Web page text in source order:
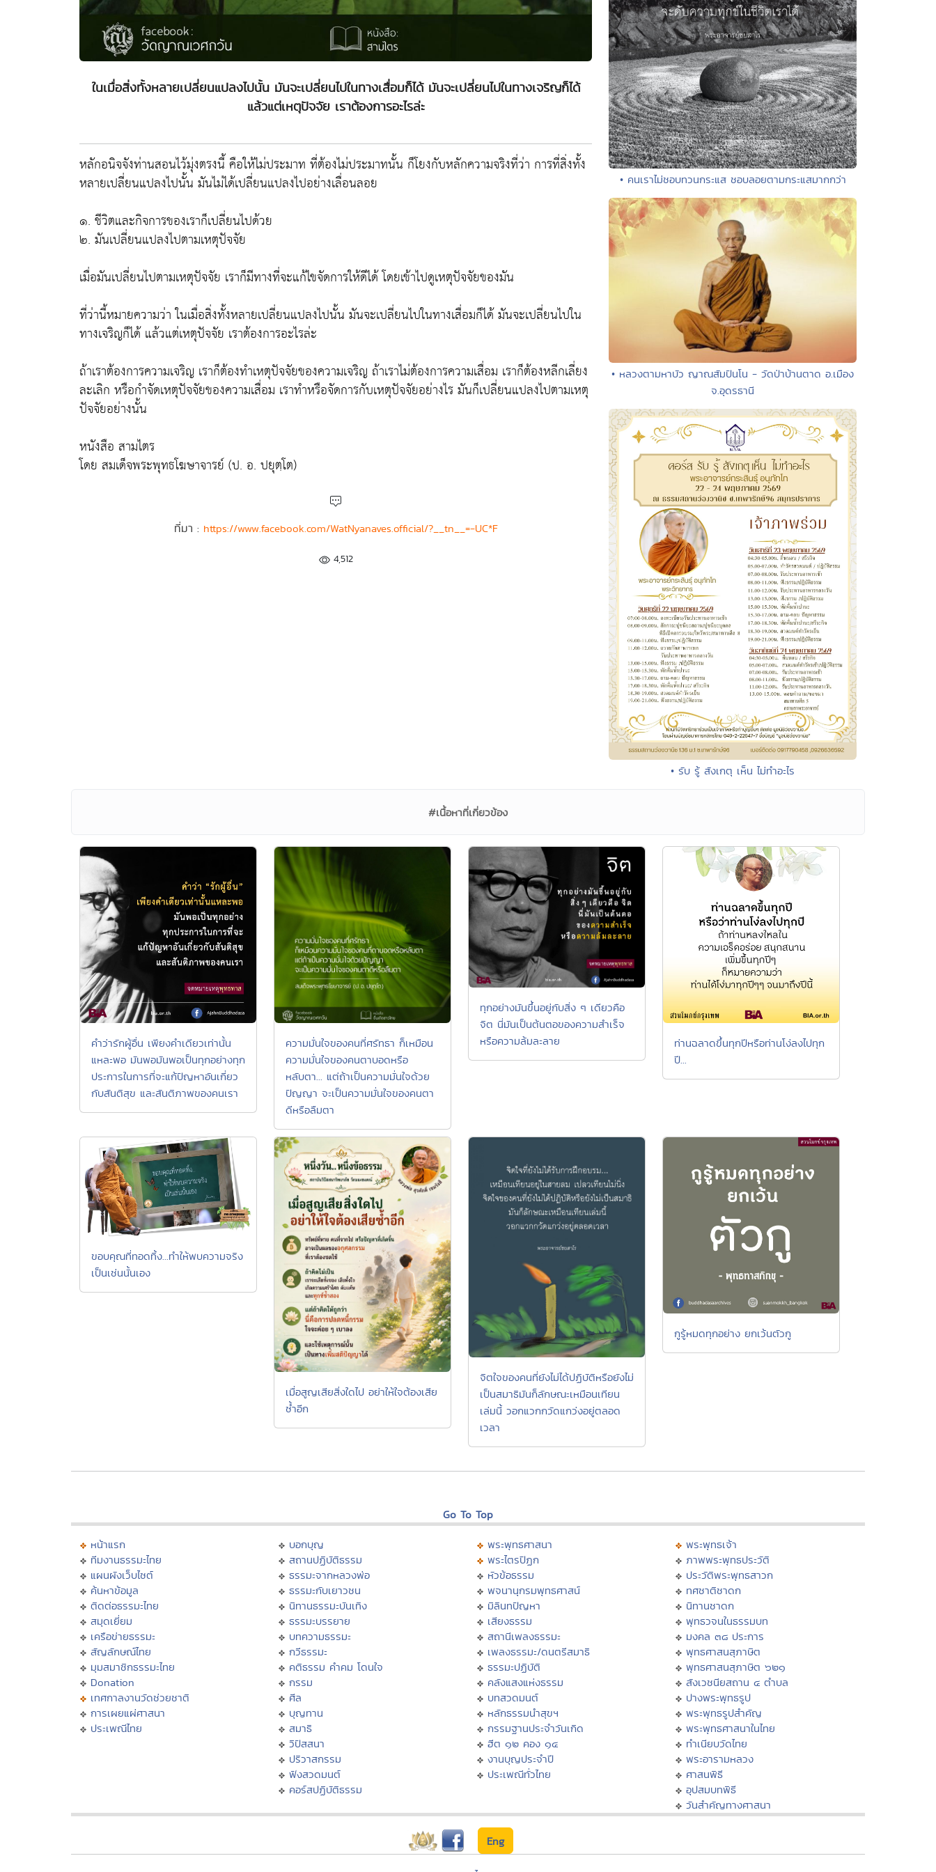
ในเมื่อสิ่งทั้งหลายเปลี่ยนแปลงไปนั้น มันจะเปลี่ยนไปในทางเสื่อมก็ได้ มันจะเปลี่ยนไปในทางเจริญก็ได้
แล้วแต่เหตุปัจจัย เราต้องการอะไรล่ะ
หลักอนิจจังท่านสอนไว้มุ่งตรงนี้ คือให้ไม่ประมาท ที่ต้องไม่ประมาทนั้น ก็โยงกับหลักความจริงที่ว่า การที่สิ่งทั้ง
หลายเปลี่ยนแปลงไปนั้น มันไม่ได้เปลี่ยนแปลงไปอย่างเลื่อนลอย
๑. ชีวิตและกิจการของเราก็เปลี่ยนไปด้วย
๒. มันเปลี่ยนแปลงไปตามเหตุปัจจัย
เมื่อมันเปลี่ยนไปตามเหตุปัจจัย เราก็มีทางที่จะแก้ไขจัดการให้ดีได้ โดยเข้าไปดูเหตุปัจจัยของมัน
ที่ว่านี้หมายความว่า ในเมื่อสิ่งทั้งหลายเปลี่ยนแปลงไปนั้น มันจะเปลี่ยนไปในทางเสื่อมก็ได้ มันจะเปลี่ยนไปใน
ทางเจริญก็ได้ แล้วแต่เหตุปัจจัย เราต้องการอะไรล่ะ
ถ้าเราต้องการความเจริญ เราก็ต้องทำเหตุปัจจัยของความเจริญ ถ้าเราไม่ต้องการความเสื่อม เราก็ต้องหลีกเลี่ยง
ละเลิก หรือกำจัดเหตุปัจจัยของความเสื่อม เราทำหรือจัดการกับเหตุปัจจัยอย่างไร มันก็เปลี่ยนแปลงไปตามเหตุ
ปัจจัยอย่างนั้น
หนังสือ สามไตร
โดย สมเด็จพระพุทธโฆษาจารย์ (ป. อ. ปยุตฺโต)
ที่มา : https://www.facebook.com/WatNyanaves.official/?__tn__=-UC*F
4,512
• คนเราไม่ชอบทวนกระแส ชอบลอยตามกระแสมากกว่า
• หลวงตามหาบัว ญาณสัมปันโน - วัดป่าบ้านตาด อ.เมือง
จ.อุดรธานี
• รับ รู้ สังเกตุ เห็น ไม่ทำอะไร
#เนื้อหาที่เกี่ยวข้อง
คำว่ารักผู้อื่น เพียงคำเดียวเท่านั้น
แหละพอ มันพอมันพอเป็นทุกอย่างทุก
ประการในการที่จะแก้ปัญหาอันเกี่ยว
กับสันติสุข และสันติภาพของคนเรา
ความมั่นใจของคนที่ศรัทธา ก็เหมือน
ความมั่นใจของคนตาบอดหรือ
หลับตา... แต่ถ้าเป็นความมั่นใจด้วย
ปัญญา จะเป็นความมั่นใจของคนตา
ดีหรือลืมตา
ทุกอย่างมันขึ้นอยู่กับสิ่ง ๆ เดียวคือ
จิต นี่มันเป็นต้นตอของความสำเร็จ
หรือความล้มละลาย
ท่านฉลาดขึ้นทุกปีหรือท่านโง่ลงไปทุก
ปี...
ขอบคุณที่ทอดทิ้ง...ทำให้พบความจริง
เป็นเช่นนั้นเอง
เมื่อสูญเสียสิ่งใดไป อย่าให้ใจต้องเสีย
ซ้ำอีก
จิตใจของคนที่ยังไม่ได้ปฏิบัติหรือยังไม่
เป็นสมาธิมันก็ลักษณะเหมือนเทียน
เล่มนี้ วอกแวกกวัดแกว่งอยู่ตลอด
เวลา
กูรู้หมดทุกอย่าง ยกเว้นตัวกู
Go To Top
หน้าแรก
ทีมงานธรรมะไทย
แผนผังเว็บไซต์
ค้นหาข้อมูล
ติดต่อธรรมะไทย
สมุดเยี่ยม
เครือข่ายธรรมะ
สัญลักษณ์ไทย
มุมสมาชิกธรรมะไทย
Donation
เทศกาลงานวัดช่วยชาติ
การเผยแผ่ศาสนา
ประเพณีไทย
บอกบุญ
สถานปฏิบัติธรรม
ธรรมะจากหลวงพ่อ
ธรรมะกับเยาวชน
นิทานธรรมะบันเทิง
ธรรมะบรรยาย
บทความธรรมะ
กวีธรรมะ
คติธรรม คำคม โดนใจ
กรรม
ศีล
บุญทาน
สมาธิ
วิปัสสนา
ปริวาสกรรม
ฟังสวดมนต์
คอร์สปฏิบัติธรรม
พระพุทธศาสนา
พระไตรปิฏก
หัวข้อธรรม
พจนานุกรมพุทธศาสน์
มิลินทปัญหา
เสียงธรรม
สถานีเพลงธรรมะ
เพลงธรรมะ/ดนตรีสมาธิ
ธรรมะปฏิบัติ
คลังแสงแห่งธรรม
บทสวดมนต์
หลักธรรมนำสุขฯ
กรรมฐานประจำวันเกิด
ฮีต ๑๒ คอง ๑๔
งานบุญประจำปี
ประเพณีทั่วไทย
พระพุทธเจ้า
ภาพพระพุทธประวัติ
ประวัติพระพุทธสาวก
ทศชาติชาดก
นิทานชาดก
พุทธวจนในธรรมบท
มงคล ๓๘ ประการ
พุทธศาสนสุภาษิต
พุทธศาสนสุภาษิต ๖๒๑
สังเวชนียสถาน ๔ ตำบล
ปางพระพุทธรูป
พระพุทธรูปสำคัญ
พระพุทธศาสนาในไทย
ทำเนียบวัดไทย
พระอารามหลวง
ศาสนพิธี
อุปสมบทพิธี
วันสำคัญทางศาสนา
Eng